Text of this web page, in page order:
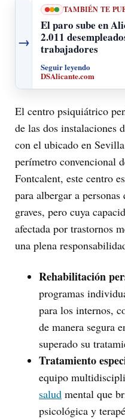
→
TAMBIÉN TE
El paro sube en
2.011
trabajadores
Seguir leyendo
DSAlicante.com
El centro psiquiátrico
de las dos instalaciones
con el ubicado en
perímetro convencional
Fontcalent, este centro
para albergar a
graves, pero cuya
afectada por trastornos
una plena
Rehabilitación
programas
para los internos,
de manera segura
superado su
Tratamiento
equipo
salud mental que
psicológica y